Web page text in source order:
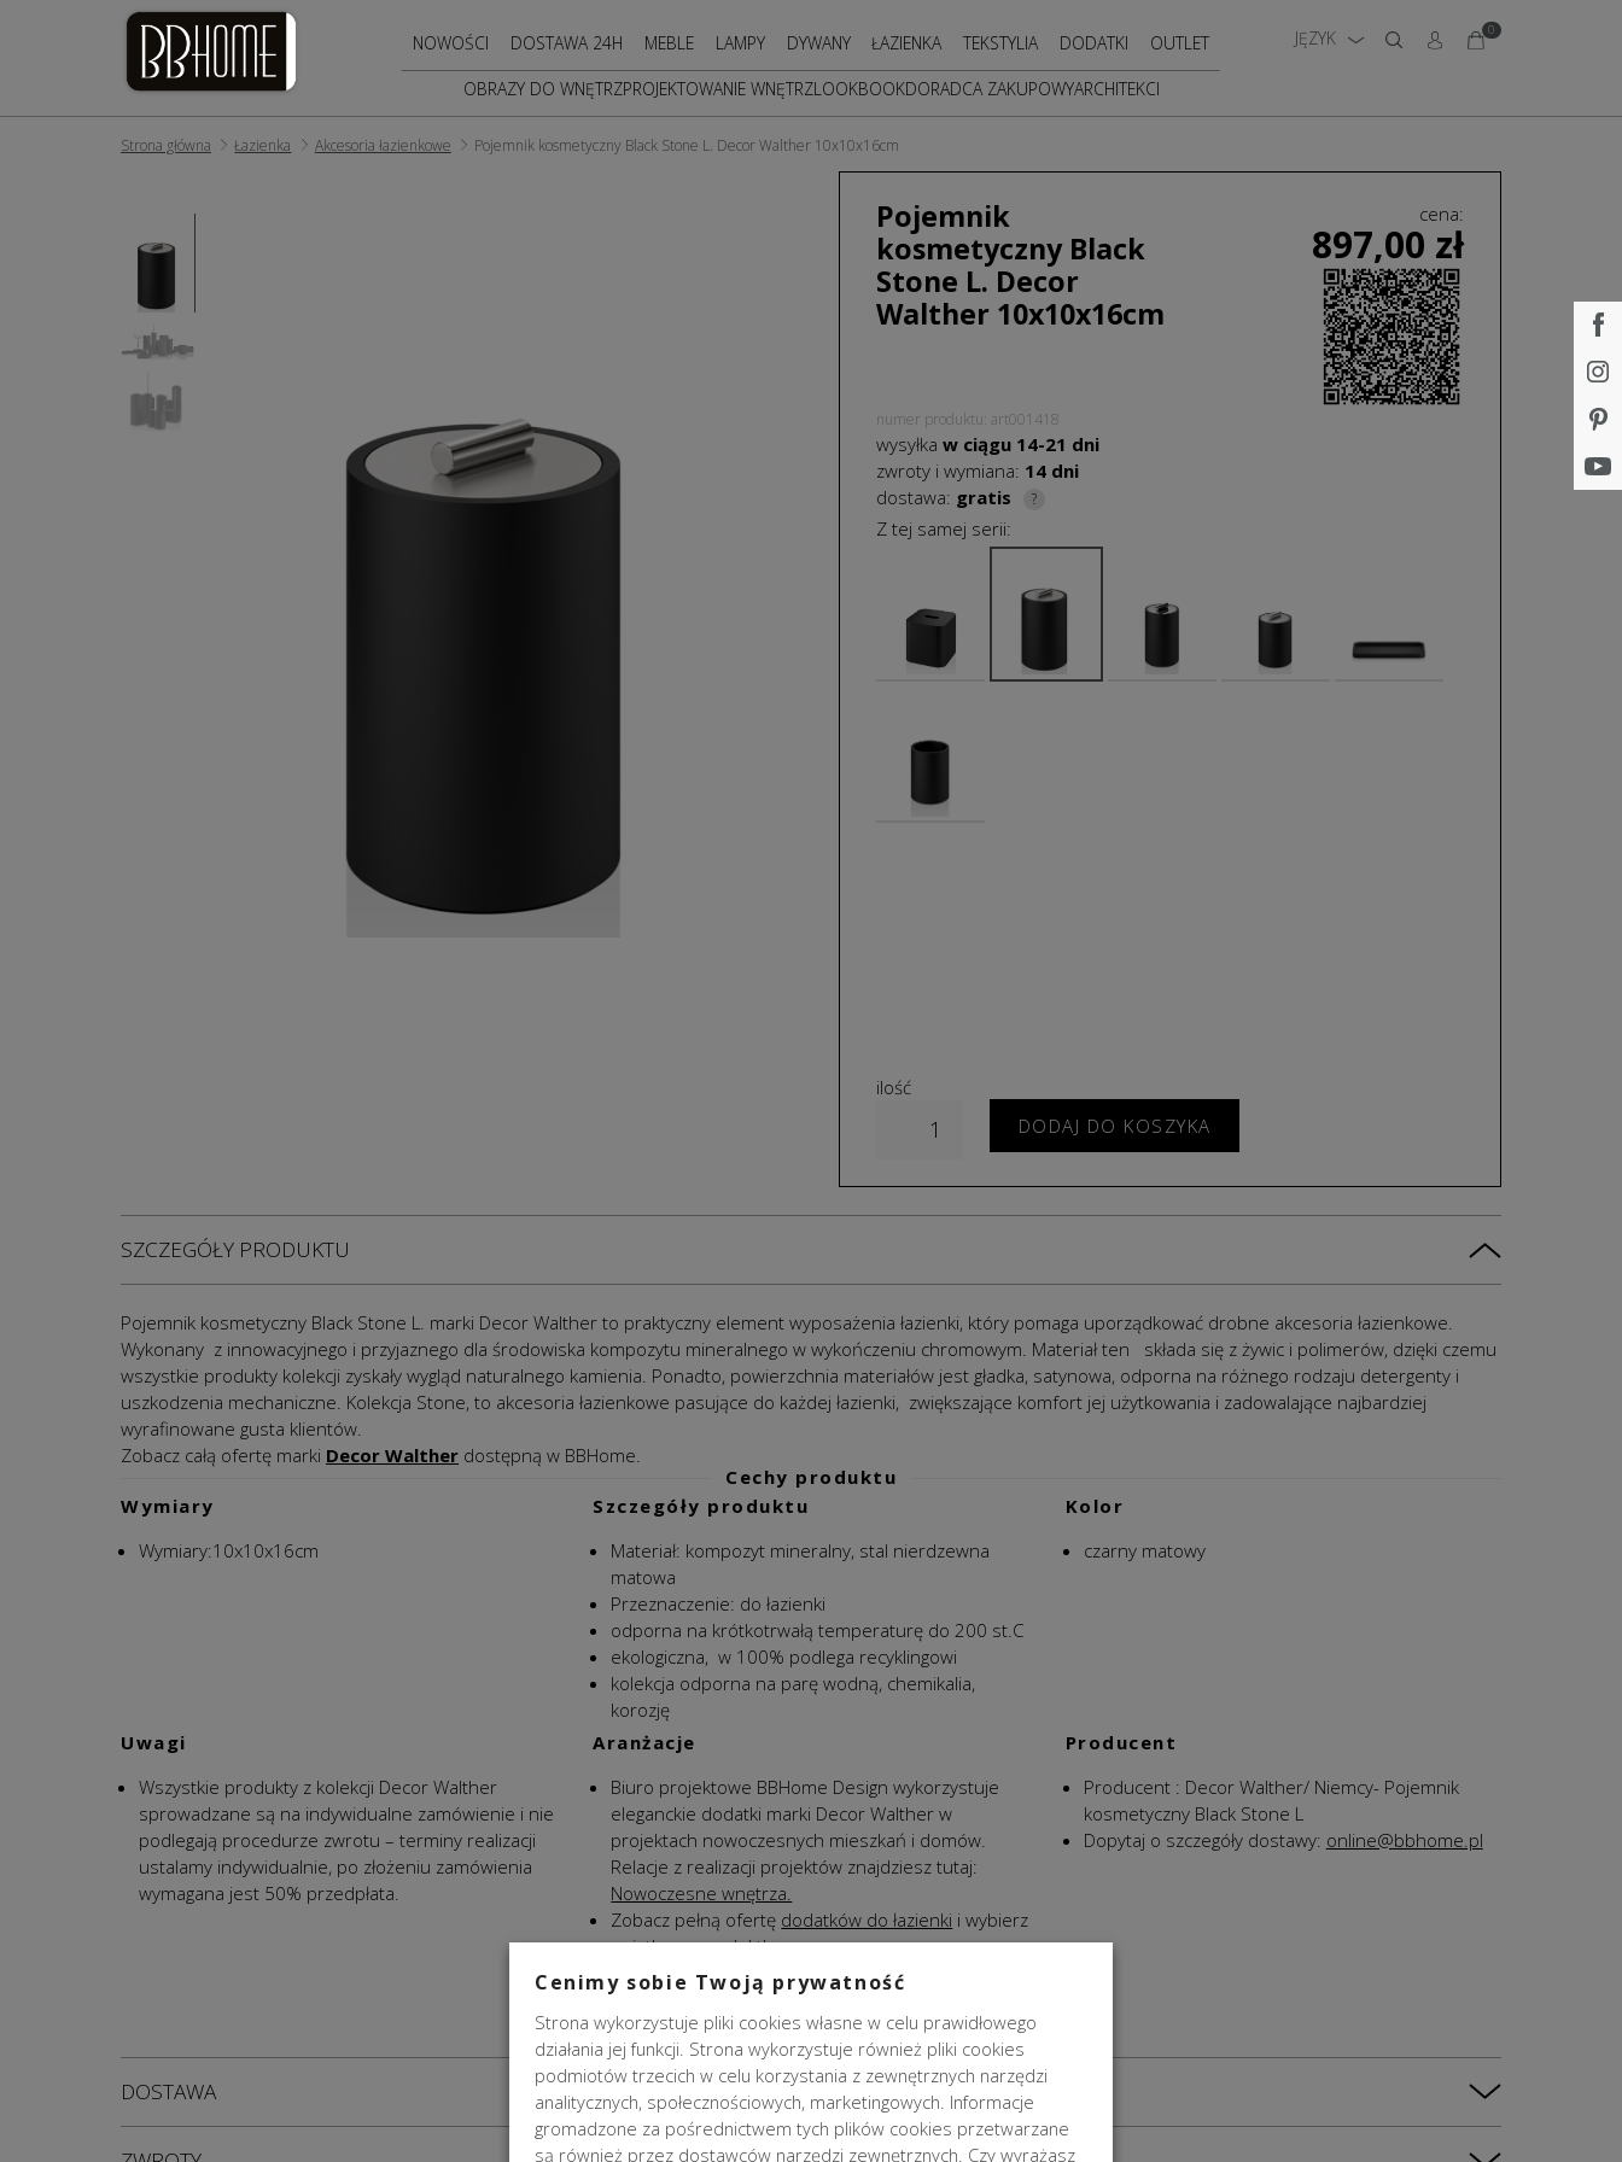
JĘZYK 0
NOWOŚCI DOSTAWA 24H MEBLE LAMPY DYWANY ŁAZIENKA TEKSTYLIA DODATKI OUTLET
OBRAZY DO WNĘTRZPROJEKTOWANIE WNĘTRZLOOKBOOKDORADCA ZAKUPOWYARCHITEKCI
Strona główna Łazienka Akcesoria łazienkowe Pojemnik kosmetyczny Black Stone L. Decor Walther 10x10x16cm
Pojemnik
kosmetyczny Black
Stone L. Decor
Walther 10x10x16cm
cena:
897,00 zł
numer produktu: art001418
wysyłka w ciągu 14-21 dni
zwroty i wymiana: 14 dni
dostawa: gratis ?
Z tej samej serii:
ilość
DODAJ DO KOSZYKA
SZCZEGÓŁY PRODUKTU
Pojemnik kosmetyczny Black Stone L. marki Decor Walther to praktyczny element wyposażenia łazienki, który pomaga uporządkować drobne akcesoria łazienkowe.
Wykonany z innowacyjnego i przyjaznego dla środowiska kompozytu mineralnego w wykończeniu chromowym. Materiał ten składa się z żywic i polimerów, dzięki czemu
wszystkie produkty kolekcji zyskały wygląd naturalnego kamienia. Ponadto, powierzchnia materiałów jest gładka, satynowa, odporna na różnego rodzaju detergenty i
uszkodzenia mechaniczne. Kolekcja Stone, to akcesoria łazienkowe pasujące do każdej łazienki, zwiększające komfort jej użytkowania i zadowalające najbardziej
wyrafinowane gusta klientów.
Zobacz całą ofertę marki Decor Walther dostępną w BBHome.
Cechy produktu
Wymiary
Wymiary:10x10x16cm
Szczegóły produktu
Materiał: kompozyt mineralny, stal nierdzewna
matowa
Przeznaczenie: do łazienki
odporna na krótkotrwałą temperaturę do 200 st.C
ekologiczna, w 100% podlega recyklingowi
kolekcja odporna na parę wodną, chemikalia,
korozję
Kolor
czarny matowy
Uwagi
Wszystkie produkty z kolekcji Decor Walther
sprowadzane są na indywidualne zamówienie i nie
podlegają procedurze zwrotu – terminy realizacji
ustalamy indywidualnie, po złożeniu zamówienia
wymagana jest 50% przedpłata.
Aranżacje
Biuro projektowe BBHome Design wykorzystuje
eleganckie dodatki marki Decor Walther w
projektach nowoczesnych mieszkań i domów.
Relacje z realizacji projektów znajdziesz tutaj:
Nowoczesne wnętrza.
Zobacz pełną ofertę dodatków do łazienki i wybierz
wyjątkowy produkt!
Producent
Producent : Decor Walther/ Niemcy- Pojemnik
kosmetyczny Black Stone L
Dopytaj o szczegóły dostawy: online@bbhome.pl
DOSTAWA
Cenimy sobie Twoją prywatność
Strona wykorzystuje pliki cookies własne w celu prawidłowego
działania jej funkcji. Strona wykorzystuje również pliki cookies
podmiotów trzecich w celu korzystania z zewnętrznych narzędzi
analitycznych, społecznościowych, marketingowych. Informacje
gromadzone za pośrednictwem tych plików cookies przetwarzane
są również przez dostawców narzędzi zewnętrznych. Czy wyrażasz